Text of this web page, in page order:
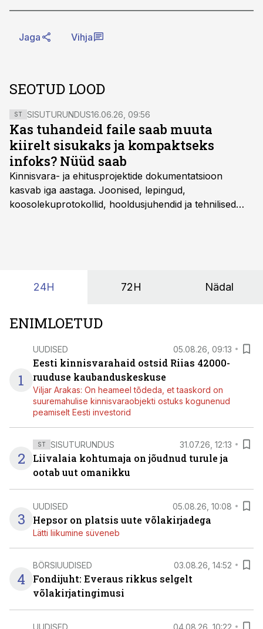
Jaga Vihja
SEOTUD LOOD
ST SISUTURUNDUS16.06.26, 09:56
Kas tuhandeid faile saab muuta
kiirelt sisukaks ja kompaktseks
infoks? Nüüd saab
Kinnisvara- ja ehitusprojektide dokumentatsioon
kasvab iga aastaga. Joonised, lepingud,
koosolekuprotokollid, hooldusjuhendid ja tehnilised
24H 72H Nädal
ENIMLOETUD
1
UUDISED 05.08.26, 09:13
Eesti kinnisvarahaid ostsid Riias 42000-
ruuduse kaubanduskeskuse
Viljar Arakas: On heameel tõdeda, et taaskord on
suuremahulise kinnisvaraobjekti ostuks kogunenud
peamiselt Eesti investorid
2
ST SISUTURUNDUS 31.07.26, 12:13
Liivalaia kohtumaja on jõudnud turule ja
ootab uut omanikku
3
UUDISED 05.08.26, 10:08
Hepsor on platsis uute võlakirjadega
Lätti liikumine süveneb
4
BÖRSIUUDISED 03.08.26, 14:52
Fondijuht: Everaus rikkus selgelt
võlakirjatingimusi
UUDISED 04.08.26, 10:22